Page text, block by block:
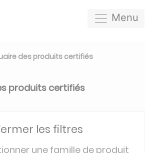
Menu
des produits certifiés
produits certifiés
les filtres
une famille de produit